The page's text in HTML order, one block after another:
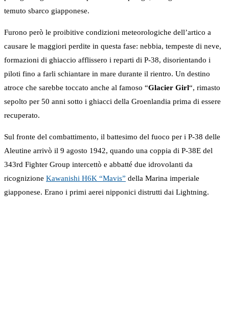
temuto sbarco giapponese.
Furono però le proibitive condizioni meteorologiche dell’artico a
causare le maggiori perdite in questa fase: nebbia, tempeste di neve,
formazioni di ghiaccio afflissero i reparti di P-38, disorientando i
piloti fino a farli schiantare in mare durante il rientro. Un destino
atroce che sarebbe toccato anche al famoso “Glacier Girl“, rimasto
sepolto per 50 anni sotto i ghiacci della Groenlandia prima di essere
recuperato.
Sul fronte del combattimento, il battesimo del fuoco per i P-38 delle
Aleutine arrivò il 9 agosto 1942, quando una coppia di P-38E del
343rd Fighter Group intercettò e abbatté due idrovolanti da
ricognizione Kawanishi H6K “Mavis” della Marina imperiale
giapponese. Erano i primi aerei nipponici distrutti dai Lightning.